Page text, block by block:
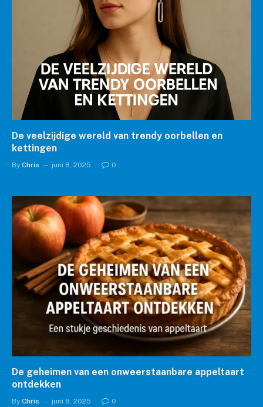
De veelzijdige wereld van trendy oorbellen en
kettingen
By Chris juni 8, 2025 0
De geheimen van een onweerstaanbare appeltaart
ontdekken
By Chris juni 8, 2025 0